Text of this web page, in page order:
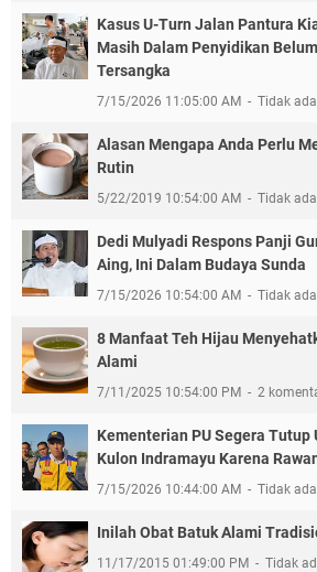
Kasus U-Turn Jalan Pantura
Masih Dalam Penyidikan
Tersangka
7/15/2026 11:05:00 AM Tidak
Alasan Mengapa Anda Perlu
Rutin
5/22/2019 10:54:00 AM Tidak
Dedi Mulyadi Respons Panji
Aing, Ini Dalam Budaya Sunda
7/15/2026 10:54:00 AM Tidak
8 Manfaat Teh Hijau
Alami
7/11/2025 10:54:00 PM 2
Kementerian PU Segera Tutup
Kulon Indramayu Karena
7/15/2026 10:44:00 AM Tidak
Inilah Obat Batuk Alami
11/17/2015 01:49:00 PM Tidak